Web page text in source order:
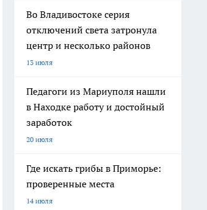
Во Владивостоке серия
отключений света затронула
центр и несколько районов
13 июля
Педагоги из Мариуполя нашли
в Находке работу и достойный
заработок
20 июля
Где искать грибы в Приморье:
проверенные места
14 июля